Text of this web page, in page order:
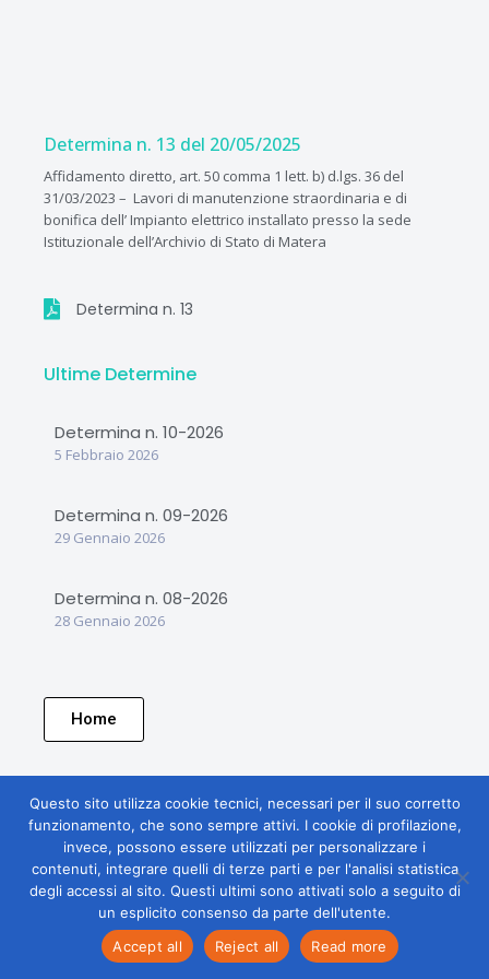
Determina n. 13 del 20/05/2025
Affidamento diretto, art. 50 comma 1 lett. b) d.lgs. 36 del
31/03/2023 – Lavori di manutenzione straordinaria e di
bonifica dell’ Impianto elettrico installato presso la sede
Istituzionale dell’Archivio di Stato di Matera
Determina n. 13
Ultime Determine
Determina n. 10-2026
5 Febbraio 2026
Determina n. 09-2026
29 Gennaio 2026
Determina n. 08-2026
28 Gennaio 2026
Home
Questo sito utilizza cookie tecnici, necessari per il suo corretto
funzionamento, che sono sempre attivi. I cookie di profilazione,
invece, possono essere utilizzati per personalizzare i
contenuti, integrare quelli di terze parti e per l'analisi statistica
degli accessi al sito. Questi ultimi sono attivati solo a seguito di
un esplicito consenso da parte dell'utente.
Accept all
Reject all Read more